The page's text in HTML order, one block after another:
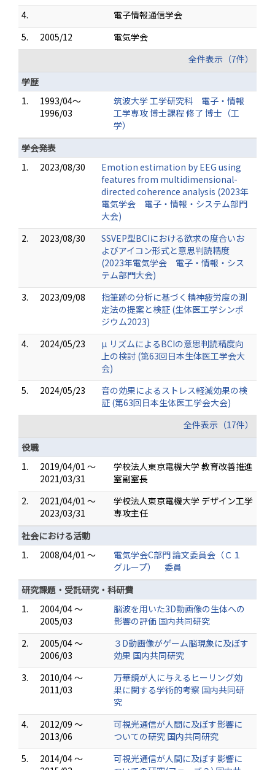
4.
電子情報通信学会
5.
2005/12
電気学会
全件表示（7件）
学歴
1.
1993/04～
1996/03
筑波大学 工学研究科 電子・情報
工学専攻 博士課程 修了 博士（工
学）
学会発表
1.
2023/08/30
Emotion estimation by EEG using
features from multidimensional-
directed coherence analysis (2023年
電気学会 電子・情報・システム部門
大会)
2.
2023/08/30
SSVEP型BCIにおける欲求の度合いお
よびアイコン形式と意思判読精度
(2023年電気学会 電子・情報・シス
テム部門大会)
3.
2023/09/08
指筆跡の分析に基づく精神疲労度の測
定法の提案と検証 (生体医工学シンポ
ジウム2023)
4.
2024/05/23
µ リズムによるBCIの意思判読精度向
上の検討 (第63回日本生体医工学会大
会)
5.
2024/05/23
音の効果によるストレス軽減効果の検
証 (第63回日本生体医工学会大会)
全件表示（17件）
役職
1.
2019/04/01 ～
2021/03/31
学校法人東京電機大学 教育改善推進
室副室長
2.
2021/04/01 ～
2023/03/31
学校法人東京電機大学 デザイン工学
専攻主任
社会における活動
1.
2008/04/01 ～
電気学会C部門 論文委員会（Ｃ１
グループ） 委員
研究課題・受託研究・科研費
1.
2004/04 ～
2005/03
脳波を用いた3D動画像の生体への
影響の評価 国内共同研究
2.
2005/04 ～
2006/03
３D動画像がゲーム脳現象に及ぼす
効果 国内共同研究
3.
2010/04 ～
2011/03
万華鏡が人に与えるヒーリング効
果に関する学術的考察 国内共同研
究
4.
2012/09 ～
2013/06
可視光通信が人間に及ぼす影響に
ついての研究 国内共同研究
5.
2014/04 ～
可視光通信が人間に及ぼす影響に